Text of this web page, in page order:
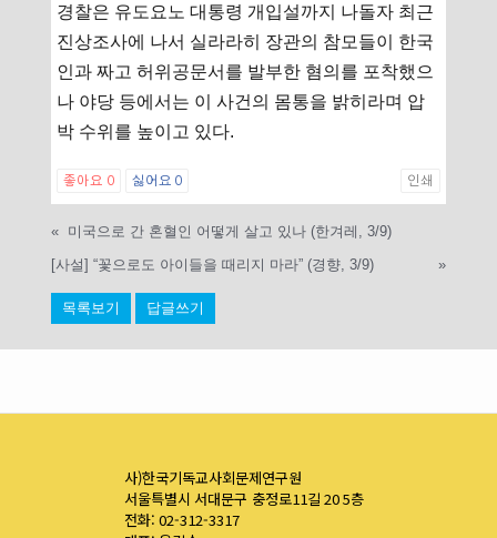
경찰은 유도요노 대통령 개입설까지 나돌자 최근
진상조사에 나서 실라라히 장관의 참모들이 한국
인과 짜고 허위공문서를 발부한 혐의를 포착했으
나 야당 등에서는 이 사건의 몸통을 밝히라며 압
박 수위를 높이고 있다.
좋아요 0 싫어요 0 인쇄
« 미국으로 간 혼혈인 어떻게 살고 있나 (한겨레, 3/9)
[사설] “꽃으로도 아이들을 때리지 마라” (경향, 3/9)
»
목록보기 답글쓰기
사)한국기독교사회문제연구원
서울특별시 서대문구 충정로11길 20 5층
전화: 02-312-3317